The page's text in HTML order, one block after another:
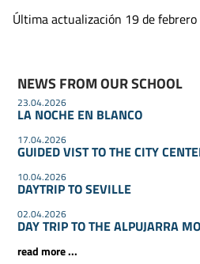
Última actualización 19 de
NEWS FROM OUR SCHOOL
23.04.2026
LA NOCHE EN BLANCO
17.04.2026
GUIDED VIST TO THE CITY
10.04.2026
DAYTRIP TO SEVILLE
02.04.2026
DAY TRIP TO THE ALPUJARRA
read more ...